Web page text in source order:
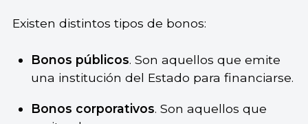
Existen distintos tipos de bonos:
Bonos públicos. Son aquellos que emite
una institución del Estado para financiarse.
Bonos corporativos. Son aquellos que